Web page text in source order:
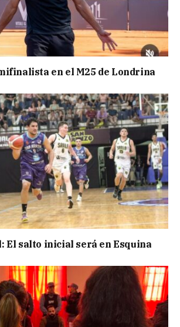
en el M25 de Londrina
El salto inicial será en Esquina